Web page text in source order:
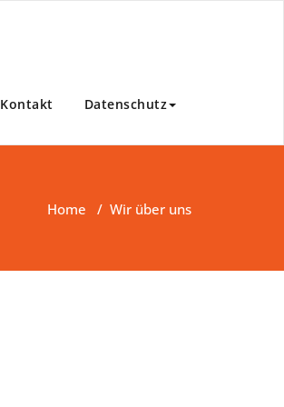
Kontakt Datenschutz
Home / Wir über uns